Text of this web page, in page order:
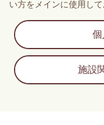
い方をメインに使用して
施設